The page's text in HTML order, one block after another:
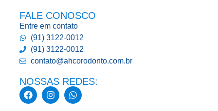
FALE CONOSCO
Entre em contato
(91) 3122-0012
(91) 3122-0012
contato@ahcorodonto.com.br
NOSSAS REDES: